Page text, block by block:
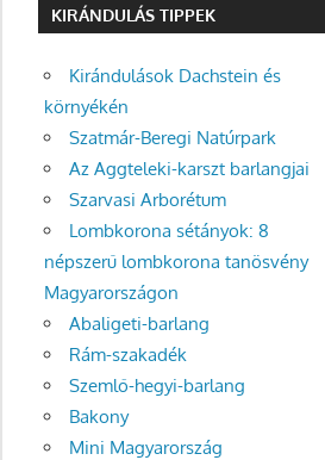
KIRÁNDULÁS TIPPEK
Kirándulások Dachstein és
környékén
Szatmár-Beregi Natúrpark
Az Aggteleki-karszt barlangjai
Szarvasi Arborétum
Lombkorona sétányok: 8
népszerű lombkorona tanösvény
Magyarországon
Abaligeti-barlang
Rám-szakadék
Szemlő-hegyi-barlang
Bakony
Mini Magyarország